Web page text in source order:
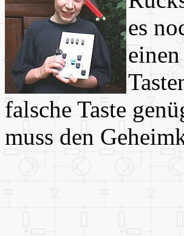
es
falsche Taste
muss den